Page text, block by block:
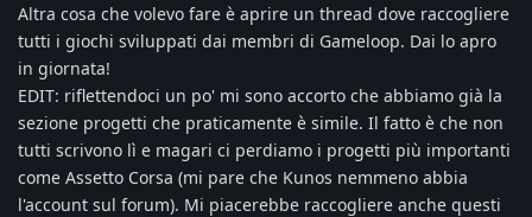
Altra cosa che volevo fare è aprire un thread dove raccogliere
tutti i giochi sviluppati dai membri di Gameloop. Dai lo apro
in giornata!
EDIT: riflettendoci un po' mi sono accorto che abbiamo già la
sezione progetti che praticamente è simile. Il fatto è che non
tutti scrivono lì e magari ci perdiamo i progetti più importanti
come Assetto Corsa (mi pare che Kunos nemmeno abbia
l'account sul forum). Mi piacerebbe raccogliere anche questi